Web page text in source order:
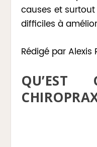
causes et
difficiles à
Rédigé par